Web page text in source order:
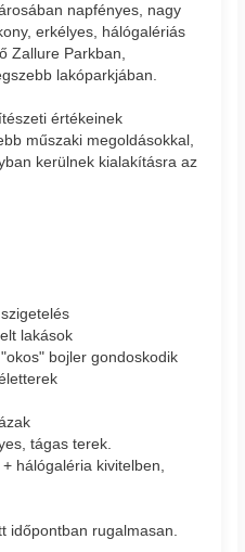
napfényes, nagy
erkélyes, hálógalériás
Zallure Parkban,
lakóparkjában.
értékeinek
műszaki megoldásokkal,
kerülnek kialakításra az
lakások
bojler gondoskodik
tágas terek.
hálógaléria kivitelben,
időpontban rugalmasan.